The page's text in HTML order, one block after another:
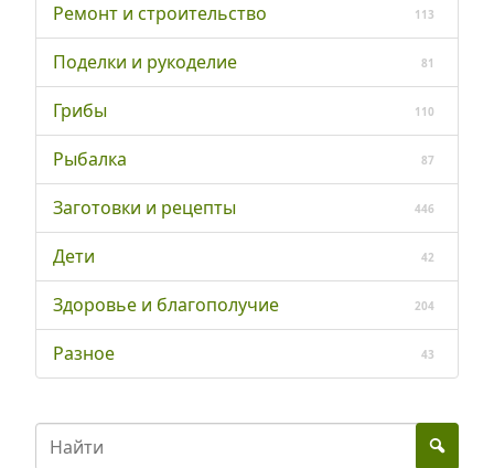
Ремонт и строительство 113
Поделки и рукоделие 81
Грибы 110
Рыбалка 87
Заготовки и рецепты 446
Дети 42
Здоровье и благополучие 204
Разное 43